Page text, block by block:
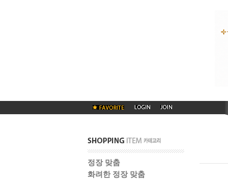
정장 맞춤
화려한 정장 맞춤